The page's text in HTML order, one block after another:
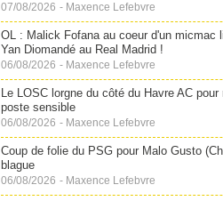
07/08/2026 - Maxence Lefebvre
OL : Malick Fofana au coeur d'un micmac
Yan Diomandé au Real Madrid !
06/08/2026 - Maxence Lefebvre
Le LOSC lorgne du côté du Havre AC pour
poste sensible
06/08/2026 - Maxence Lefebvre
Coup de folie du PSG pour Malo Gusto
blague
06/08/2026 - Maxence Lefebvre